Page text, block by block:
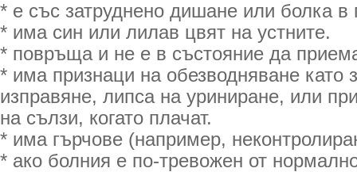
* е със затруднено дишане или болка в
* има син или лилав цвят на устните.
* повръща и не е в състояние да
* има признаци на обезводняване като
изправяне, липса на уриниране, или
на сълзи, когато плачат.
* има гърчове (например,
* ако болния е по-тревожен от